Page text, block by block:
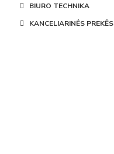
BIURO TECHNIKA
KANCELIARINĖS PREKĖS